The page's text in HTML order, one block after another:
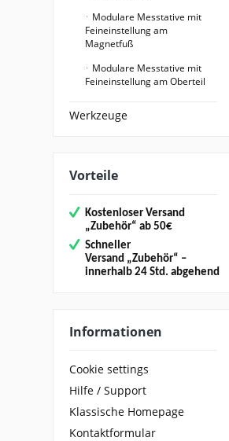
Modulare Messtative mit
Feineinstellung am
Magnetfuß
Modulare Messtative mit
Feineinstellung am Oberteil
Werkzeuge
Vorteile
Kostenloser Versand
„Zubehör“ ab 50€
Schneller
Versand „Zubehör“ –
innerhalb 24 Std. abgehend
Informationen
Cookie settings
Hilfe / Support
Klassische Homepage
Kontaktformular